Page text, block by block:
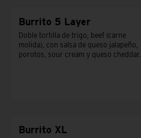
Burrito 5 Layer
Doble tortilla de trigo, beef (carne
molida), con salsa de queso jalapeño,
porotos, sour cream y queso cheddar.
Burrito XL